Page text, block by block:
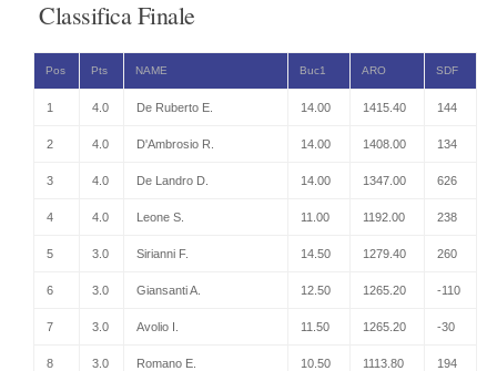
Classifica Finale
Pos Pts NAME Buc1 ARO SDF
1 4.0 De Ruberto E. 14.00 1415.40 144
2 4.0 D'Ambrosio R. 14.00 1408.00 134
3 4.0 De Landro D. 14.00 1347.00 626
4 4.0 Leone S. 11.00 1192.00 238
5 3.0 Sirianni F. 14.50 1279.40 260
6 3.0 Giansanti A. 12.50 1265.20 -110
7 3.0 Avolio I. 11.50 1265.20 -30
8 3.0 Romano E. 10.50 1113.80 194